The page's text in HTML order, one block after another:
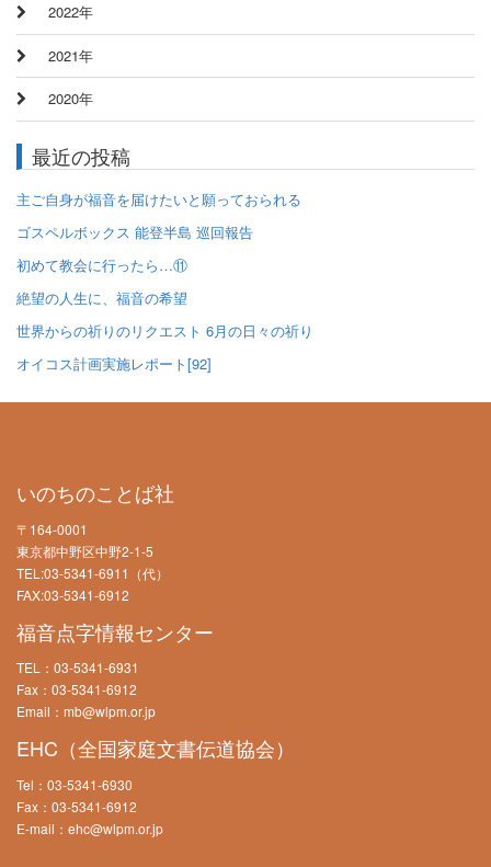
2022年
2021年
2020年
最近の投稿
主ご自身が福音を届けたいと願っておられる
ゴスペルボックス 能登半島 巡回報告
初めて教会に行ったら…⑪
絶望の人生に、福音の希望
世界からの祈りのリクエスト 6月の日々の祈り
オイコス計画実施レポート[92]
いのちのことば社
〒164-0001
東京都中野区中野2-1-5
TEL:03-5341-6911（代）
FAX:03-5341-6912
福音点字情報センター
TEL：03-5341-6931
Fax：03-5341-6912
Email：mb@wlpm.or.jp
EHC（全国家庭文書伝道協会）
Tel：03-5341-6930
Fax：03-5341-6912
E-mail：ehc@wlpm.or.jp